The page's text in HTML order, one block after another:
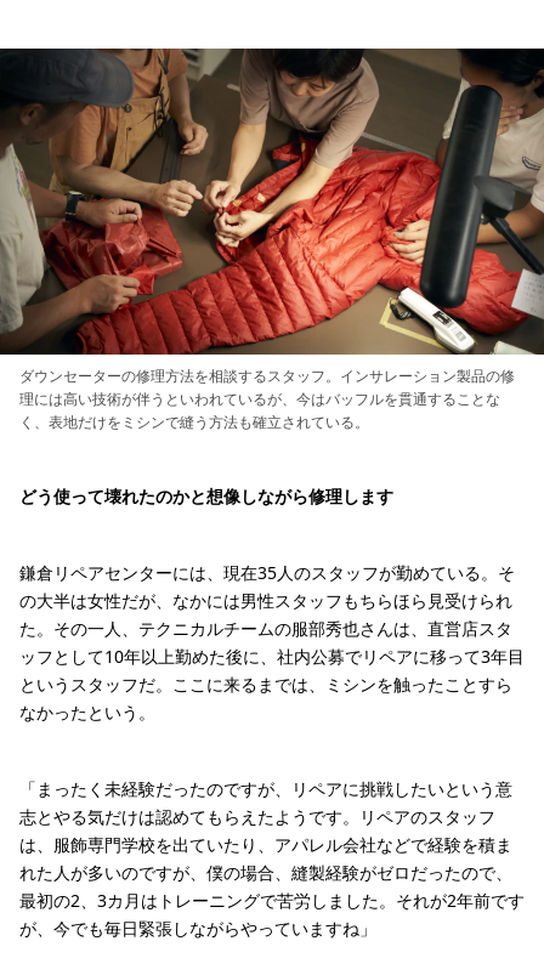
ダウンセーターの修理方法を相談するスタッフ。インサレーション製品の修
理には高い技術が伴うといわれているが、今はバッフルを貫通することな
く、表地だけをミシンで縫う方法も確立されている。
どう使って壊れたのかと想像しながら修理します
鎌倉リペアセンターには、現在35人のスタッフが勤めている。そ
の大半は女性だが、なかには男性スタッフもちらほら見受けられ
た。その一人、テクニカルチームの服部秀也さんは、直営店スタ
ッフとして10年以上勤めた後に、社内公募でリペアに移って3年目
というスタッフだ。ここに来るまでは、ミシンを触ったことすら
なかったという。
「まったく未経験だったのですが、リペアに挑戦したいという意
志とやる気だけは認めてもらえたようです。リペアのスタッフ
は、服飾専門学校を出ていたり、アパレル会社などで経験を積ま
れた人が多いのですが、僕の場合、縫製経験がゼロだったので、
最初の2、3カ月はトレーニングで苦労しました。それが2年前です
が、今でも毎日緊張しながらやっていますね」